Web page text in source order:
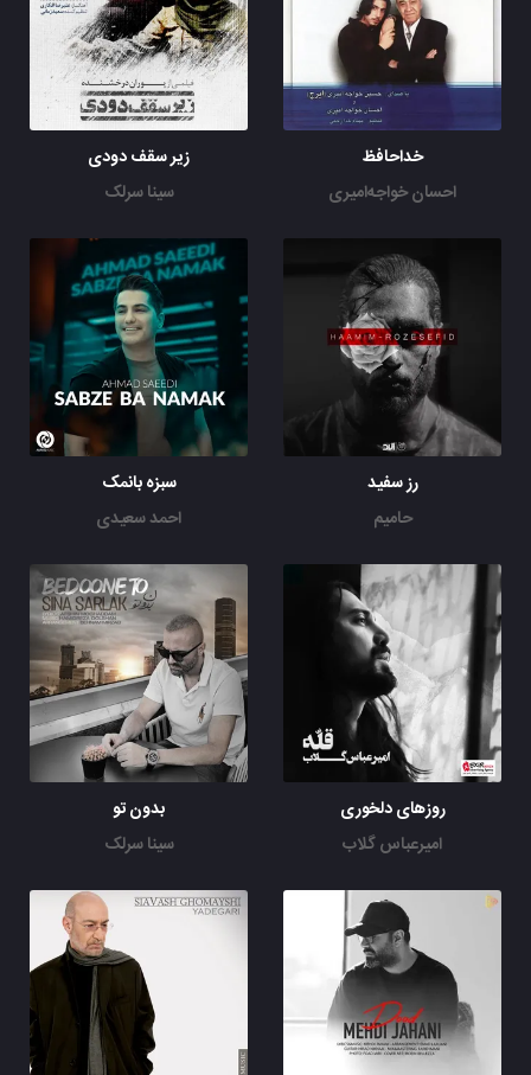
خداحافظ
احسان خواجه‌امیری
زیر سقف دودی
سینا سرلک
رز سفید
حامیم
سبزه بانمک
احمد سعیدی
روزهای دلخوری
امیرعباس گلاب
بدون تو
سینا سرلک